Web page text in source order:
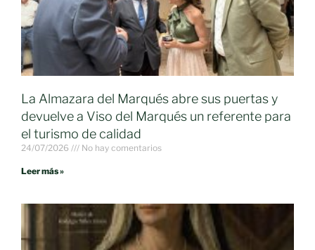
La Almazara del Marqués abre sus puertas y
devuelve a Viso del Marqués un referente para
el turismo de calidad
24/07/2026 No hay comentarios
Leer más »